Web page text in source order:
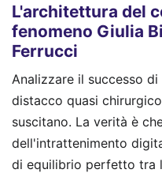
L'architettura del
fenomeno Giulia
Ferrucci
Analizzare il successo
distacco quasi
suscitano. La verità è
dell'intrattenimento
di equilibrio perfetto tra